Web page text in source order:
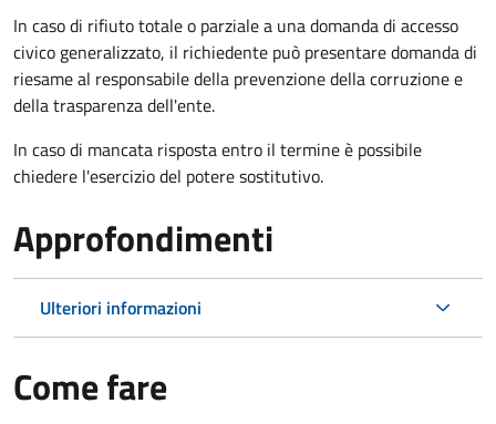
In caso di rifiuto totale o parziale a una domanda di accesso
civico generalizzato, il richiedente può presentare domanda di
riesame al responsabile della prevenzione della corruzione e
della trasparenza dell'ente.
In caso di mancata risposta entro il termine è possibile
chiedere l'esercizio del potere sostitutivo.
Approfondimenti
Ulteriori informazioni
Come fare